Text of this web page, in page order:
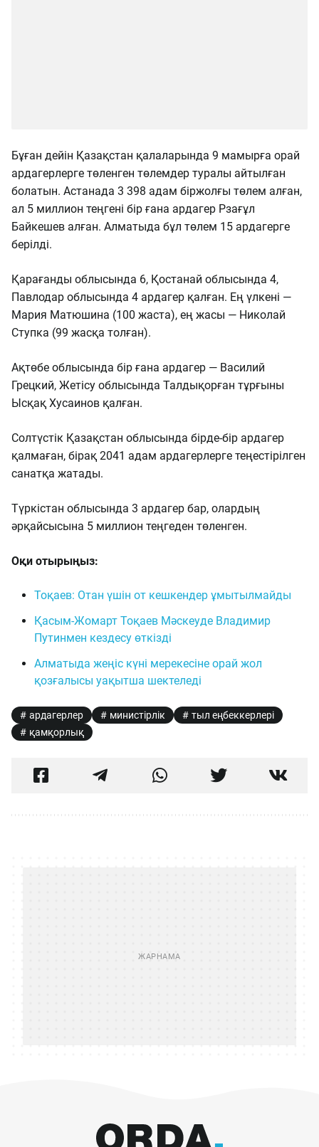
Бұған дейін Қазақстан қалаларында 9 мамырға орай
ардагерлерге төленген төлемдер туралы айтылған
болатын. Астанада 3 398 адам біржолғы төлем алған,
ал 5 миллион теңгені бір ғана ардагер Рзағұл
Байкешев алған. Алматыда бұл төлем 15 ардагерге
берілді.
Қарағанды облысында 6, Қостанай облысында 4,
Павлодар облысында 4 ардагер қалған. Ең үлкені —
Мария Матюшина (100 жаста), ең жасы — Николай
Ступка (99 жасқа толған).
Ақтөбе облысында бір ғана ардагер — Василий
Грецкий, Жетісу облысында Талдықорған тұрғыны
Ысқақ Хусаинов қалған.
Солтүстік Қазақстан облысында бірде-бір ардагер
қалмаған, бірақ 2041 адам ардагерлерге теңестірілген
санатқа жатады.
Түркістан облысында 3 ардагер бар, олардың
әрқайсысына 5 миллион теңгеден төленген.
Оқи отырыңыз:
Тоқаев: Отан үшін от кешкендер ұмытылмайды
Қасым-Жомарт Тоқаев Мәскеуде Владимир
Путинмен кездесу өткізді
Алматыда жеңіс күні мерекесіне орай жол
қозғалысы уақытша шектеледі
ардагерлер министірлік
тыл еңбеккерлері
қамқорлық